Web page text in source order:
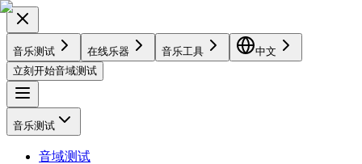
音乐测试 在线乐器 音乐工具
中文
立刻开始音域测试
音乐测试
音域测试